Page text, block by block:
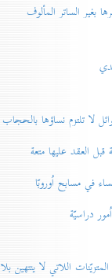
الساتر المألوف
تلتزم نساؤها بالحجاب
العقد عليها متعة
مسابح اُوروبّا
دراسيّة
اللاتي لا ينتهين بلا